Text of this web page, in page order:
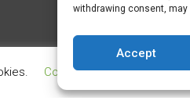
withdrawing consent,
Accept
Cookie settings ok,